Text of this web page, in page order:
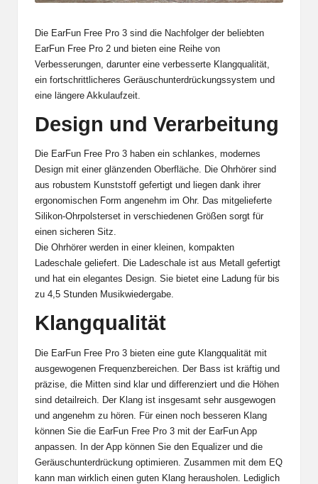
Die EarFun Free Pro 3 sind die Nachfolger der beliebten
EarFun Free Pro 2 und bieten eine Reihe von
Verbesserungen, darunter eine verbesserte Klangqualität,
ein fortschrittlicheres Geräuschunterdrückungssystem und
eine längere Akkulaufzeit.
Design und Verarbeitung
Die EarFun Free Pro 3 haben ein schlankes, modernes
Design mit einer glänzenden Oberfläche. Die Ohrhörer sind
aus robustem Kunststoff gefertigt und liegen dank ihrer
ergonomischen Form angenehm im Ohr. Das mitgelieferte
Silikon-Ohrpolsterset in verschiedenen Größen sorgt für
einen sicheren Sitz.
Die Ohrhörer werden in einer kleinen, kompakten
Ladeschale geliefert. Die Ladeschale ist aus Metall gefertigt
und hat ein elegantes Design. Sie bietet eine Ladung für bis
zu 4,5 Stunden Musikwiedergabe.
Klangqualität
Die EarFun Free Pro 3 bieten eine gute Klangqualität mit
ausgewogenen Frequenzbereichen. Der Bass ist kräftig und
präzise, die Mitten sind klar und differenziert und die Höhen
sind detailreich. Der Klang ist insgesamt sehr ausgewogen
und angenehm zu hören. Für einen noch besseren Klang
können Sie die EarFun Free Pro 3 mit der EarFun App
anpassen. In der App können Sie den Equalizer und die
Geräuschunterdrückung optimieren. Zusammen mit dem EQ
kann man wirklich einen guten Klang herausholen. Lediglich